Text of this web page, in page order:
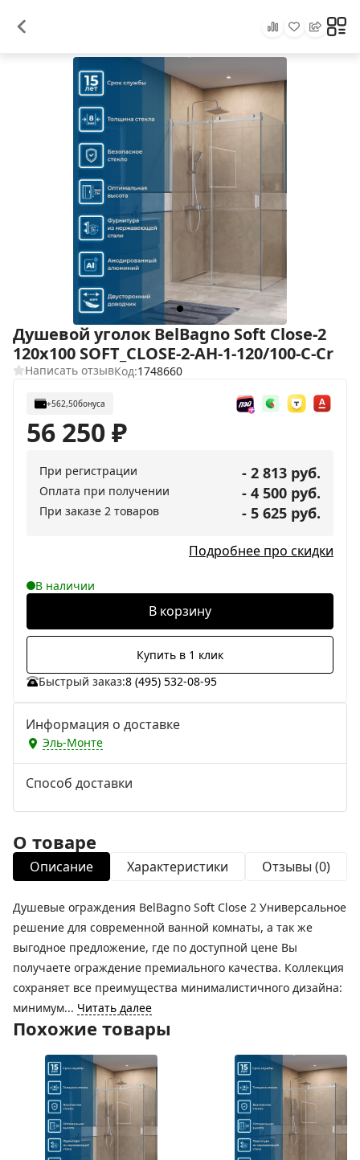
Душевой уголок BelBagno Soft Close-2
120x100 SOFT_CLOSE-2-AH-1-120/100-C-Cr
Написать отзывКод:1748660
+562,50бонуса
56 250₽
При регистрации - 2 813 руб.
Оплата при получении - 4 500 руб.
При заказе 2 товаров - 5 625 руб.
Подробнее про скидки
В наличии
В корзину
Купить в 1 клик
Быстрый заказ:8 (495) 532-08-95
Информация о доставке
Эль-Монте
Способ доставки
О товаре
Описание Характеристики Отзывы (0)
Душевые ограждения BelBagno Soft Close 2 Универсальное
решение для современной ванной комнаты, а так же
выгодное предложение, где по доступной цене Вы
получаете ограждение премиального качества. Коллекция
сохраняет все преимущества минималистичного дизайна:
минимум... Читать далее
Похожие товары